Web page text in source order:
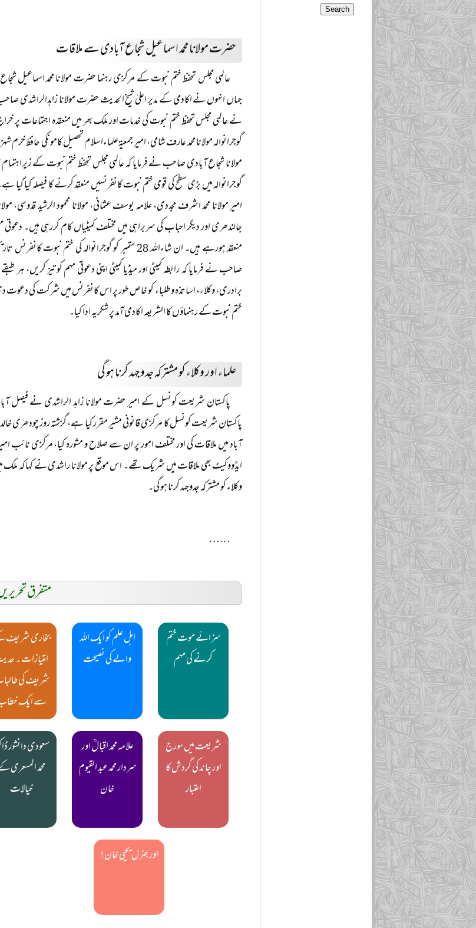
حضرت مولانا محمد اسماعیل شجاع آبادی سے ملاقات
عالمی مجلس تحفظ ختم نبوت کے مرکزی رہنما حضرت مولانا محمد اسماعیل
جہاں انہوں نے اکادمی کے مدیر اعلیٰ شیخ الحدیث حضرت مولانا زاہدالراشدی
نے عالمی مجلس تحفظ ختم نبوت کی خدمات اور ملک بھر میں منعقدہ اجتماعات پر
گوجرانوالہ مولانا محمد عارف شامی، امیر جمعیۃعلماءاسلام تحصیل کامونکی حافظ خرم
گوجرانوالہ میں بڑی سطح کی قومی ختم نبوت کانفرنسیں منعقد کرنے کا فیصلہ کیا
امیر مولانا محمد اشرف مجددی، علامہ یوسف عثمانی، مولانا محمود الرشید قدوسی،
جالندھری اور دیگر احباب کی سربراہی میں مختلف کمیٹیاں کام کررہی
منعقد ہورہے ہیں۔ ان شاءاللہ 28 ستمبر کو گوجرانوالہ
صاحب نے فرمایا کہ رابطہ کمیٹی اور میڈیا کمیٹی اپنی دعوتی مہم کو تیز کریں،
برادری، وکلاء، اساتذہ و طلباء کو خاص طور پر اس کانفرنس میں شرکت کی
ختم نبوت کے رہنماؤں کا الشریعہ اکادمی آمد پر شکریہ ادا کیا۔
علماء اور وکلاء کو مشترکہ جدوجہد کرنا ہو گی
پاکستان شریعت کونسل کے امیر حضرت مولانا زاہد الراشدی نے فیصل
پاکستان شریعت کونسل کا مرکزی قانونی مشیر مقرر کیا ہے، گزشتہ روز چودھری
آباد میں ملاقات کی اور مختلف امور پر ان سے صلاح و مشورہ کیا، مرکزی نائب
ایڈووکیٹ بھی ملاقات میں شریک تھے۔ اس موقع پر مولانا راشدی نے کہا کہ
وکلاء کو مشترکہ جدوجہد کرنا ہو گی۔
……
متفرق
سزائے موت ختم
کرنے کی مہم
اہل علم کو ایک اللہ
والے کی نصیحت
بخاری شریف
امتیازات ۔
شریف کی
سے ایک
شریعت میں سورج
اور چاند کی گردش کا
اعتبار
علامہ محمد اقبالؒ اور
سردار محمد عبد القیوم
خان
سعودی دانشور
محمد المسعری
خیالات
اور جنرل یحیٰی خان؟